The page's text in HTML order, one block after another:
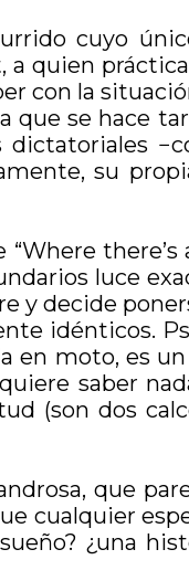
cuyo
a quien
con la
que se hace
su
there’s
luce
y decide
idénticos.
en moto, es
saber
(son dos
que
cualquier
¿una